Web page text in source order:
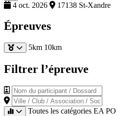
4 oct. 2026 17138 St-Xandre
Épreuves
5km 10km
Filtrer l’épreuve
Nom du participant / Dossard
Ville / Club / Association / Société
Toutes les catégories EA PO